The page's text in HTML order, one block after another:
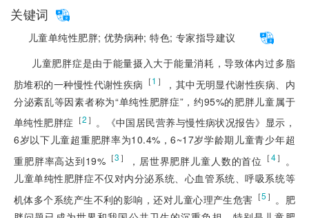
关键词
儿童单纯性肥胖; 优势病种;特色; 专家指导建议
儿童肥胖症是由于能量摄入大于能量消耗，导致体内过多脂
肪堆积的一种慢性代谢性疾病 ［1 ］
，其中无明显代谢性疾病、内
分泌紊乱等因素者称为“单纯性肥胖症”，约95%的肥胖儿童属于
单纯性肥胖症 ［2 ］ 。《中国居民营养与慢性病状况报告》显示，
6岁以下儿童超重肥胖率为10.4%，6~17岁学龄期儿童青少年超
重肥胖率高达到19% ［3 ］ ，居世界肥胖儿童人数的首位 ［4］
。
儿童单纯性肥胖症不仅对内分泌系统、心血管系统、呼吸系统等
机体多个系统产生不利的影响，还对儿童心理产生危害 ［5 ］ 。肥